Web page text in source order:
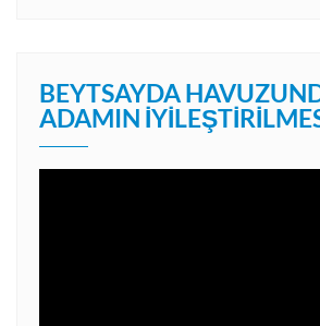
BEYTSAYDA
ADAMIN